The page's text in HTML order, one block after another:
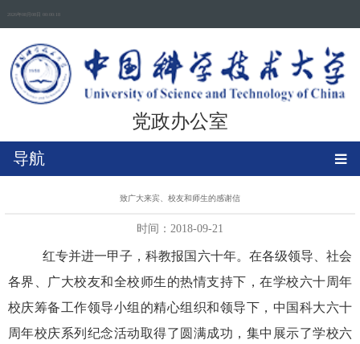
2026年08月08日 00:00:18
党政办公室
导航
致广大来宾、校友和师生的感谢信
时间：2018-09-21
红专并进一甲子，科教报国六十年。在各级领导、社会
各界、广大校友和全校师生的热情支持下，在学校六十周年
校庆筹备工作领导小组的精心组织和领导下，中国科大六十
周年校庆系列纪念活动取得了圆满成功，集中展示了学校六